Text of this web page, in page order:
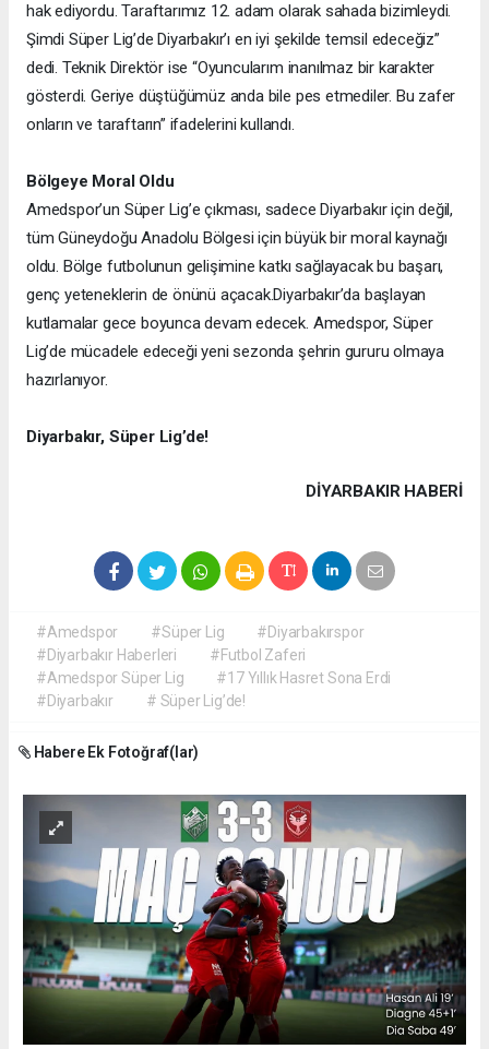
hak ediyordu. Taraftarımız 12. adam olarak sahada bizimleydi.
Şimdi Süper Lig’de Diyarbakır’ı en iyi şekilde temsil edeceğiz”
dedi. Teknik Direktör ise “Oyuncularım inanılmaz bir karakter
gösterdi. Geriye düştüğümüz anda bile pes etmediler. Bu zafer
onların ve taraftarın” ifadelerini kullandı.
Bölgeye Moral Oldu
Amedspor’un Süper Lig’e çıkması, sadece Diyarbakır için değil,
tüm Güneydoğu Anadolu Bölgesi için büyük bir moral kaynağı
oldu. Bölge futbolunun gelişimine katkı sağlayacak bu başarı,
genç yeteneklerin de önünü açacak.Diyarbakır’da başlayan
kutlamalar gece boyunca devam edecek. Amedspor, Süper
Lig’de mücadele edeceği yeni sezonda şehrin gururu olmaya
hazırlanıyor.
Diyarbakır, Süper Lig’de!
DIYARBAKIR HABERİ
#Amedspor #Süper Lig
#Diyarbakırspor
#Diyarbakır Haberleri
#Futbol Zaferi
#Amedspor Süper Lig
#17 Yıllık Hasret Sona Erdi
#Diyarbakır
# Süper Lig’de!
Habere Ek Fotoğraf(lar)